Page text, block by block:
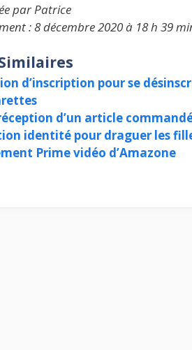
par Patrice
: 8 décembre 2020 à 18 h 39
d’inscription pour se
d’un article
identité pour draguer les
Prime vidéo d’Amazone